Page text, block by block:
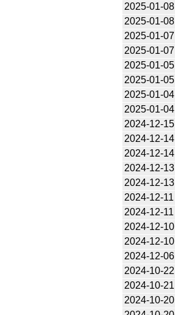
2025-01-08
2025-01-08
2025-01-07
2025-01-07
2025-01-05
2025-01-05
2025-01-04
2025-01-04
2024-12-15
2024-12-14
2024-12-14
2024-12-13
2024-12-13
2024-12-11
2024-12-11
2024-12-10
2024-12-10
2024-12-06
2024-10-22
2024-10-21
2024-10-20